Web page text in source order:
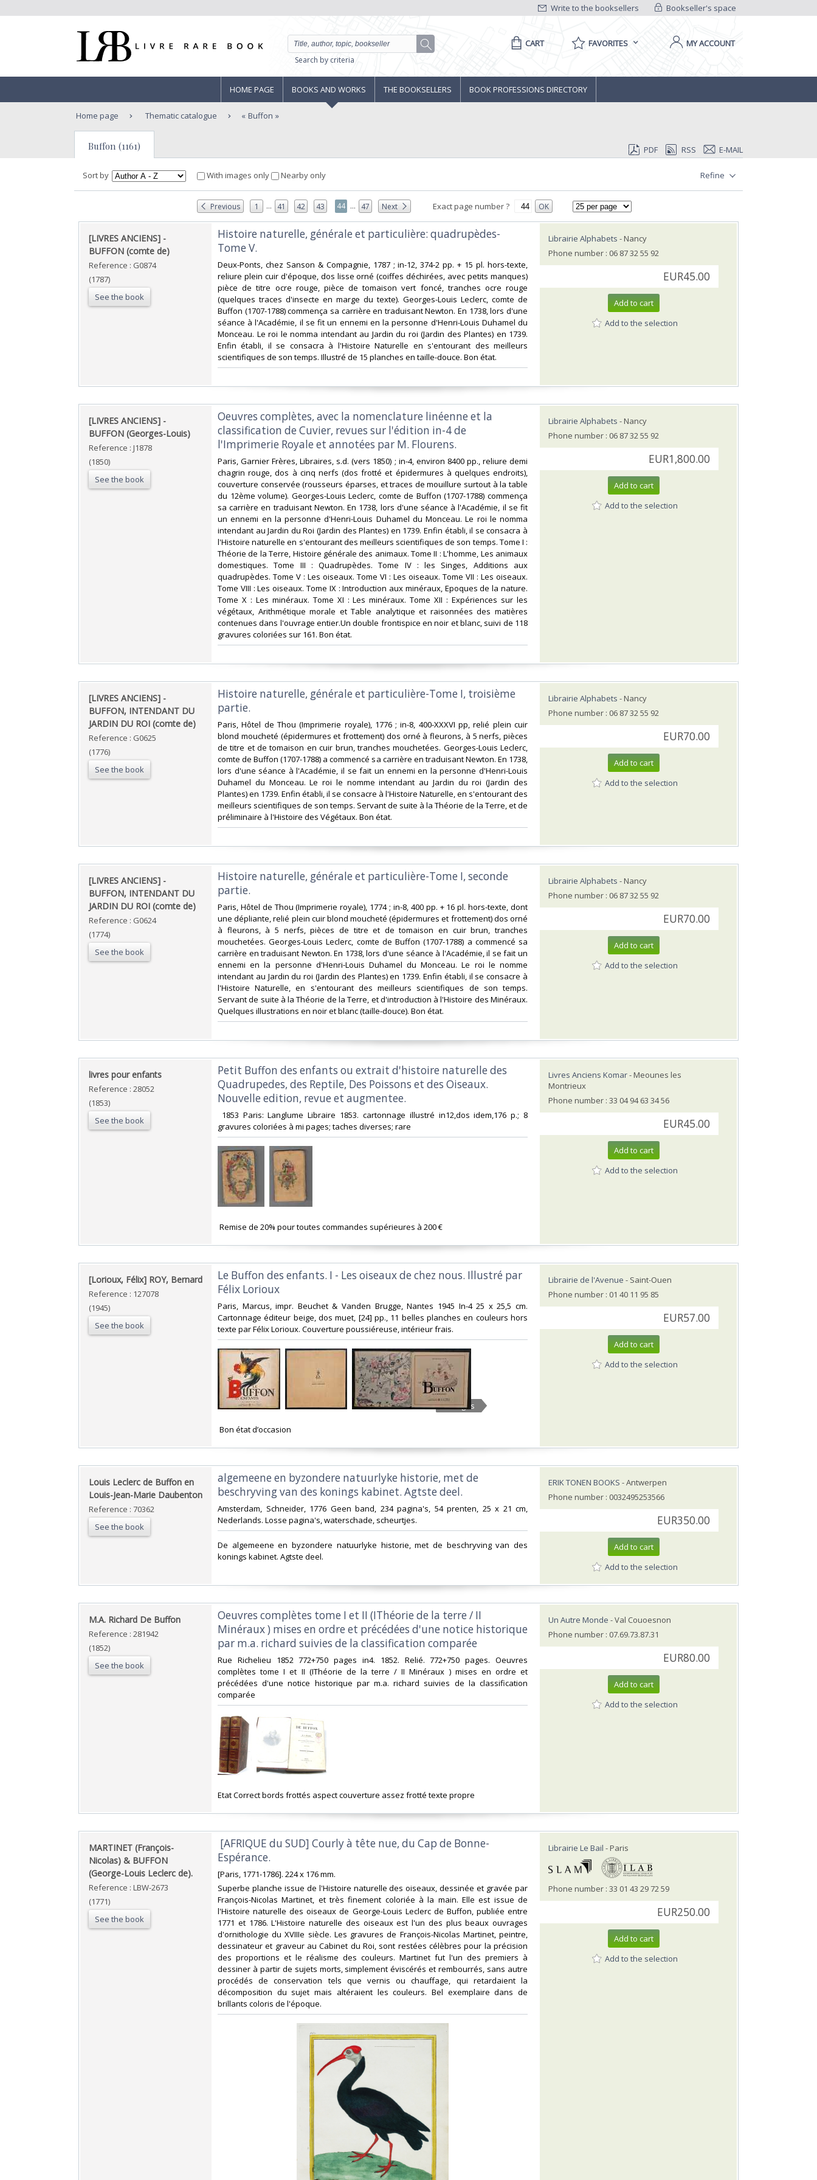
Bookseller's space
Write to the booksellers
Search by criteria
CART FAVORITES MY ACCOUNT
HOME PAGE BOOKS AND WORKS THE BOOKSELLERS BOOK PROFESSIONS DIRECTORY
Home page Thematic catalogue Buffon
Buffon (1161) PDF RSS E-MAIL
Sort by With images only Nearby only Refine
Previous 1 ... 41 42 43 44 ... 47 Next Exact page number ? OK
‎[LIVRES ANCIENS] -
BUFFON (comte de)‎
Reference : G0874
(1787)
See the book
‎Histoire naturelle, générale et particulière: quadrupèdes-
Tome V. ‎
‎Deux-Ponts, chez Sanson & Compagnie, 1787 ; in-12, 374-2 pp. + 15 pl. hors-texte,
reliure plein cuir d'époque, dos lisse orné (coiffes déchirées, avec petits manques)
pièce de titre ocre rouge, pièce de tomaison vert foncé, tranches ocre rouge
(quelques traces d'insecte en marge du texte). Georges-Louis Leclerc, comte de
Buffon (1707-1788) commença sa carrière en traduisant Newton. En 1738, lors d'une
séance à l'Académie, il se fit un ennemi en la personne d'Henri-Louis Duhamel du
Monceau. Le roi le nomma intendant au Jardin du roi (Jardin des Plantes) en 1739.
Enfin établi, il se consacra à l'Histoire Naturelle en s'entourant des meilleurs
scientifiques de son temps. Illustré de 15 planches en taille-douce. Bon état.‎
Librairie Alphabets - Nancy
Phone number : 06 87 32 55 92
EUR45.00
Add to cart
Add to the selection
‎[LIVRES ANCIENS] -
BUFFON (Georges-Louis)‎
Reference : J1878
(1850)
See the book
‎Oeuvres complètes, avec la nomenclature linéenne et la
classification de Cuvier, revues sur l'édition in-4 de
l'Imprimerie Royale et annotées par M. Flourens. ‎
‎Paris, Garnier Frères, Libraires, s.d. (vers 1850) ; in-4, environ 8400 pp., reliure demi
chagrin rouge, dos à cinq nerfs (dos frotté et épidermures à quelques endroits),
couverture conservée (rousseurs éparses, et traces de mouillure surtout à la table
du 12ème volume). Georges-Louis Leclerc, comte de Buffon (1707-1788) commença
sa carrière en traduisant Newton. En 1738, lors d'une séance à l'Académie, il se fit
un ennemi en la personne d'Henri-Louis Duhamel du Monceau. Le roi le nomma
intendant au Jardin du Roi (Jardin des Plantes) en 1739. Enfin établi, il se consacra à
l'Histoire naturelle en s'entourant des meilleurs scientifiques de son temps. Tome I :
Théorie de la Terre, Histoire générale des animaux. Tome II : L'homme, Les animaux
domestiques. Tome III : Quadrupèdes. Tome IV : les Singes, Additions aux
quadrupèdes. Tome V : Les oiseaux. Tome VI : Les oiseaux. Tome VII : Les oiseaux.
Tome VIII : Les oiseaux. Tome IX : Introduction aux minéraux, Epoques de la nature.
Tome X : Les minéraux. Tome XI : Les minéraux. Tome XII : Expériences sur les
végétaux, Arithmétique morale et Table analytique et raisonnées des matières
contenues dans l'ouvrage entier.Un double frontispice en noir et blanc, suivi de 118
gravures coloriées sur 161. Bon état.‎
Librairie Alphabets - Nancy
Phone number : 06 87 32 55 92
EUR1,800.00
Add to cart
Add to the selection
‎[LIVRES ANCIENS] -
BUFFON, INTENDANT DU
JARDIN DU ROI (comte de)‎
Reference : G0625
(1776)
See the book
‎Histoire naturelle, générale et particulière-Tome I, troisième
partie. ‎
‎Paris, Hôtel de Thou (Imprimerie royale), 1776 ; in-8, 400-XXXVI pp, relié plein cuir
blond moucheté (épidermures et frottement) dos orné à fleurons, à 5 nerfs, pièces
de titre et de tomaison en cuir brun, tranches mouchetées. Georges-Louis Leclerc,
comte de Buffon (1707-1788) a commencé sa carrière en traduisant Newton. En 1738,
lors d'une séance à l'Académie, il se fait un ennemi en la personne d'Henri-Louis
Duhamel du Monceau. Le roi le nomme intendant au Jardin du roi (Jardin des
Plantes) en 1739. Enfin établi, il se consacre à l'Histoire Naturelle, en s'entourant des
meilleurs scientifiques de son temps. Servant de suite à la Théorie de la Terre, et de
préliminaire à l'Histoire des Végétaux. Bon état.‎
Librairie Alphabets - Nancy
Phone number : 06 87 32 55 92
EUR70.00
Add to cart
Add to the selection
‎[LIVRES ANCIENS] -
BUFFON, INTENDANT DU
JARDIN DU ROI (comte de)‎
Reference : G0624
(1774)
See the book
‎Histoire naturelle, générale et particulière-Tome I, seconde
partie. ‎
‎Paris, Hôtel de Thou (Imprimerie royale), 1774 ; in-8, 400 pp. + 16 pl. hors-texte, dont
une dépliante, relié plein cuir blond moucheté (épidermures et frottement) dos orné
à fleurons, à 5 nerfs, pièces de titre et de tomaison en cuir brun, tranches
mouchetées. Georges-Louis Leclerc, comte de Buffon (1707-1788) a commencé sa
carrière en traduisant Newton. En 1738, lors d'une séance à l'Académie, il se fait un
ennemi en la personne d'Henri-Louis Duhamel du Monceau. Le roi le nomme
intendant au Jardin du roi (Jardin des Plantes) en 1739. Enfin établi, il se consacre à
l'Histoire Naturelle, en s'entourant des meilleurs scientifiques de son temps.
Servant de suite à la Théorie de la Terre, et d'introduction à l'Histoire des Minéraux.
Quelques illustrations en noir et blanc (taille-douce). Bon état.‎
Librairie Alphabets - Nancy
Phone number : 06 87 32 55 92
EUR70.00
Add to cart
Add to the selection
‎livres pour enfants‎
Reference : 28052
(1853)
See the book
‎Petit Buffon des enfants ou extrait d'histoire naturelle des
Quadrupedes, des Reptile, Des Poissons et des Oiseaux.
Nouvelle edition, revue et augmentee.‎
‎ 1853 Paris: Langlume Libraire 1853. cartonnage illustré in12,dos idem,176 p.; 8
gravures coloriées à mi pages; taches diverses; rare ‎
‎ Remise de 20% pour toutes commandes supérieures à 200 €‎
Livres Anciens Komar- Meounes les
Montrieux
Phone number : 33 04 94 63 34 56
EUR45.00
Add to cart
Add to the selection
‎[Lorioux, Félix] ROY, Bernard‎
Reference : 127078
(1945)
See the book
‎Le Buffon des enfants. I - Les oiseaux de chez nous. Illustré par
Félix Lorioux‎
‎Paris, Marcus, impr. Beuchet & Vanden Brugge, Nantes 1945 In-4 25 x 25,5 cm.
Cartonnage éditeur beige, dos muet, [24] pp., 11 belles planches en couleurs hors
texte par Félix Lorioux. Couverture poussiéreuse, intérieur frais.‎
5 Images
‎ Bon état d’occasion ‎
Librairie de l'Avenue - Saint-Ouen
Phone number : 01 40 11 95 85
EUR57.00
Add to cart
Add to the selection
‎Louis Leclerc de Buffon en
Louis-Jean-Marie Daubenton‎
Reference : 70362
See the book
‎algemeene en byzondere natuurlyke historie, met de
beschryving van des konings kabinet. Agtste deel.‎
‎Amsterdam, Schneider, 1776 Geen band, 234 pagina's, 54 prenten, 25 x 21 cm,
Nederlands. Losse pagina's, waterschade, scheurtjes.‎
‎De algemeene en byzondere natuurlyke historie, met de beschryving van des
konings kabinet. Agtste deel. ‎
ERIK TONEN BOOKS - Antwerpen
Phone number : 0032495253566
EUR350.00
Add to cart
Add to the selection
‎M.A. Richard De Buffon‎
Reference : 281942
(1852)
See the book
‎Oeuvres complètes tome I et II (IThéorie de la terre / II
Minéraux ) mises en ordre et précédées d'une notice historique
par m.a. richard suivies de la classification comparée‎
‎Rue Richelieu 1852 772+750 pages in4. 1852. Relié. 772+750 pages. Oeuvres
complètes tome I et II (IThéorie de la terre / II Minéraux ) mises en ordre et
précédées d'une notice historique par m.a. richard suivies de la classification
comparée‎
‎Etat Correct bords frottés aspect couverture assez frotté texte propre‎
Un Autre Monde - Val Couoesnon
Phone number : 07.69.73.87.31
EUR80.00
Add to cart
Add to the selection
‎MARTINET (François-
Nicolas) & BUFFON
(George-Louis Leclerc de).‎
Reference : LBW-2673
(1771)
See the book
‎ [AFRIQUE du SUD] Courly à tête nue, du Cap de Bonne-
Espérance.‎
‎[Paris, 1771-1786]. 224 x 176 mm.‎
‎Superbe planche issue de l'Histoire naturelle des oiseaux, dessinée et gravée par
François-Nicolas Martinet, et très finement coloriée à la main. Elle est issue de
l'Histoire naturelle des oiseaux de George-Louis Leclerc de Buffon, publiée entre
1771 et 1786. L'Histoire naturelle des oiseaux est l'un des plus beaux ouvrages
d'ornithologie du XVIIIe siècle. Les gravures de François-Nicolas Martinet, peintre,
dessinateur et graveur au Cabinet du Roi, sont restées célèbres pour la précision
des proportions et le réalisme des couleurs. Martinet fut l'un des premiers à
dessiner à partir de sujets morts, simplement éviscérés et rembourrés, sans autre
procédés de conservation tels que vernis ou chauffage, qui retardaient la
décomposition du sujet mais altéraient les couleurs. Bel exemplaire dans de
brillants coloris de l'époque.‎
Librairie Le Bail - Paris
Phone number : 33 01 43 29 72 59
EUR250.00
Add to cart
Add to the selection